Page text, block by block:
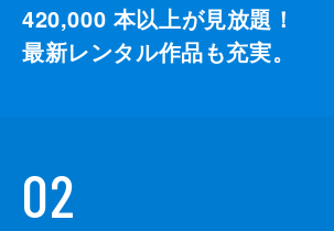
420,000 本以上が見放題！
最新レンタル作品も充実。
02